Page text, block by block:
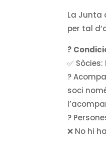
La Junta
per tal
?
✅
?
soci
?
❌ No hi